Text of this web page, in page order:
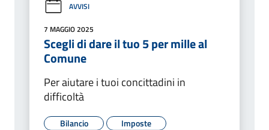
AVVISI
7 MAGGIO 2025
Scegli di dare il tuo 5 per mille al
Comune
Per aiutare i tuoi concittadini in
difficoltà
Bilancio Imposte